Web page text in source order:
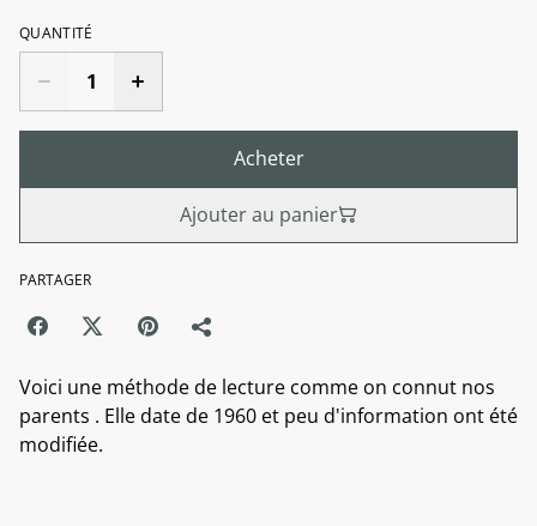
QUANTITÉ
Acheter
Ajouter au panier
PARTAGER
Voici une méthode de lecture comme on connut nos
parents . Elle date de 1960 et peu d'information ont été
modifiée.